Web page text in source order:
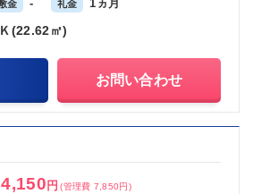
金 - 礼金 1ヵ月
(22.62㎡)
お問い合わせ
円 (管理費 7,850円)